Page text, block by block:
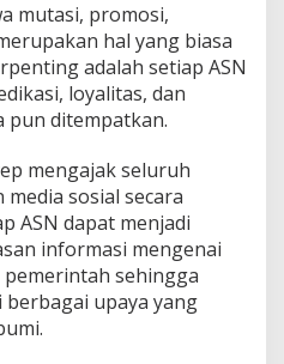
mutasi, promosi,
hal yang biasa
adalah setiap ASN
loyalitas, dan
pun ditempatkan.
mengajak seluruh
sosial secara
ASN dapat menjadi
informasi mengenai
sehingga
upaya yang